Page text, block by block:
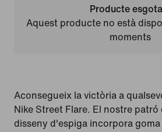
Producte
Aquest producte no està
moments
Aconsegueix la victòria a
Nike Street Flare. El nostre patró
disseny d'espiga incorpora